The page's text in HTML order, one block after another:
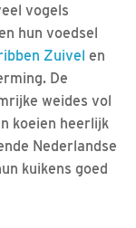
vogels
hun voedsel
Zuivel en
De
weides vol
koeien heerlijk
Nederlandse
kuikens goed